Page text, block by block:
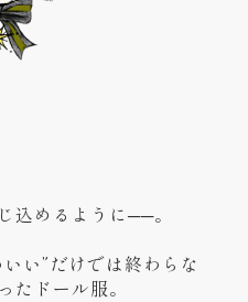
込めるように──。
い”だけでは終わらな
たドール服。